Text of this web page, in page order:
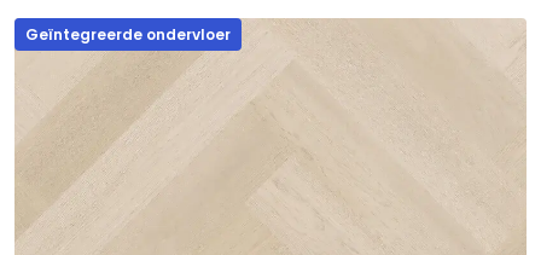
Geïntegreerde ondervloer